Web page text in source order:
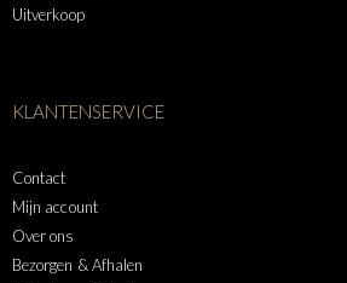
Uitverkoop
KLANTENSERVICE
Contact
Mijn account
Over ons
Bezorgen & Afhalen